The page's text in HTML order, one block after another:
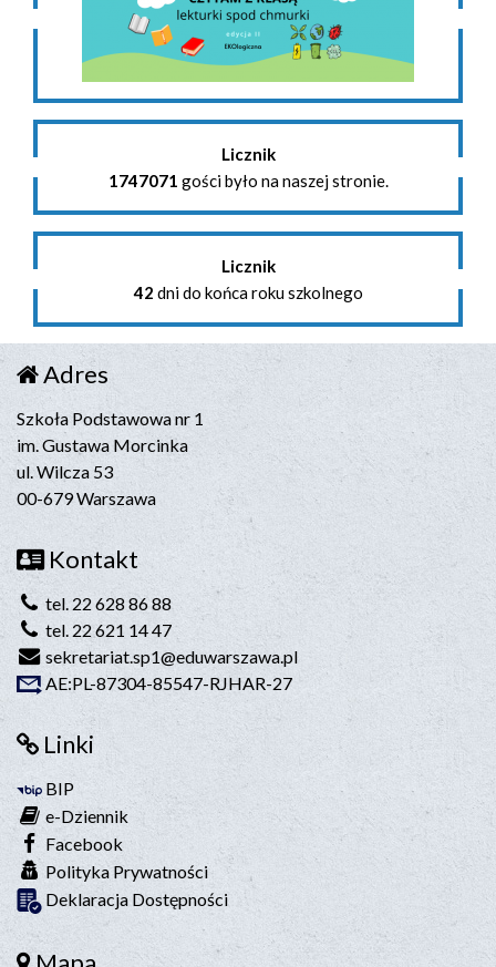
Licznik
1747071 gości było na naszej stronie.
Licznik
42 dni do końca roku szkolnego
Adres
Szkoła Podstawowa nr 1
im. Gustawa Morcinka
ul. Wilcza 53
00-679 Warszawa
Kontakt
tel. 22 628 86 88
tel. 22 621 14 47
sekretariat.sp1@eduwarszawa.pl
AE:PL-87304-85547-RJHAR-27
Linki
BIP
e-Dziennik
Facebook
Polityka Prywatności
Deklaracja Dostępności